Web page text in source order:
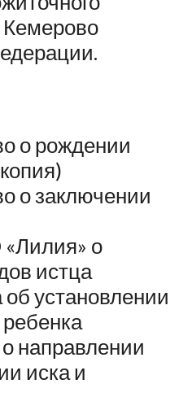
о рождении
о заключении
о
истца
установлении
направлении
иска и